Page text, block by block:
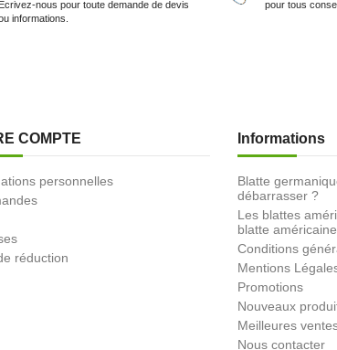
Ecrivez-nous pour toute demande de devis
informations.
pour tous
COMPTE
personnelles
réduction
Informations
Blatte
débarrasser ?
Les blattes
blatte américaine
Conditions
Mentions
Promotions
Nouveaux
Meilleures
Nous contacter